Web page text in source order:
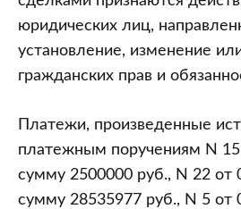
юридических лиц,
установление, изменение
гражданских прав и
Платежи, произведенные
платежным поручениям N 15
сумму 2500000 руб., N 22 от
сумму 28535977 руб., N 5 от